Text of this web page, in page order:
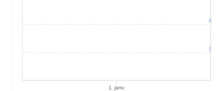
1. janv.
1
2